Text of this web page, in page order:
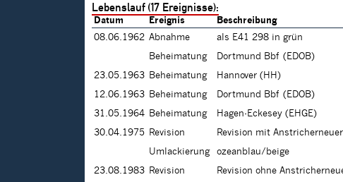
Lebenslauf (17 Ereignisse):
Datum Ereignis
Beschreibung
08.06.1962 Abnahme
als E41 298 in grün
Beheimatung
Dortmund Bbf (EDOB)
23.05.1963 Beheimatung
Hannover (HH)
12.06.1963 Beheimatung
Dortmund Bbf (EDOB)
31.05.1964 Beheimatung
Hagen-Eckesey (EHGE)
30.04.1975 Revision
Revision mit
Umlackierung
ozeanblau/beige
23.08.1983 Revision
Revision ohne